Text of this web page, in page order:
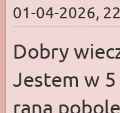
01-04-2026,
Dobry
Jestem w
rana